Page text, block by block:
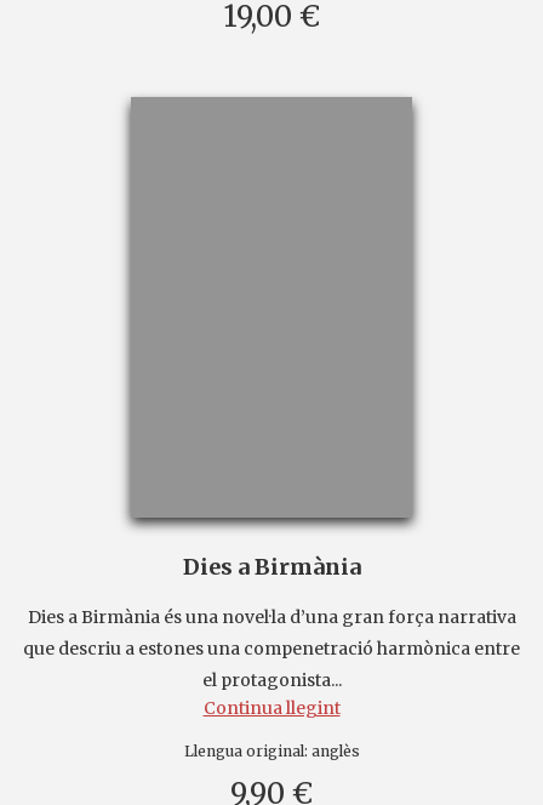
19,00 €
Dies a Birmània
Dies a Birmània és una novel·la d’una gran força narrativa
que descriu a estones una compenetració harmònica entre
el protagonista...
Continua llegint
Llengua original: anglès
9,90 €